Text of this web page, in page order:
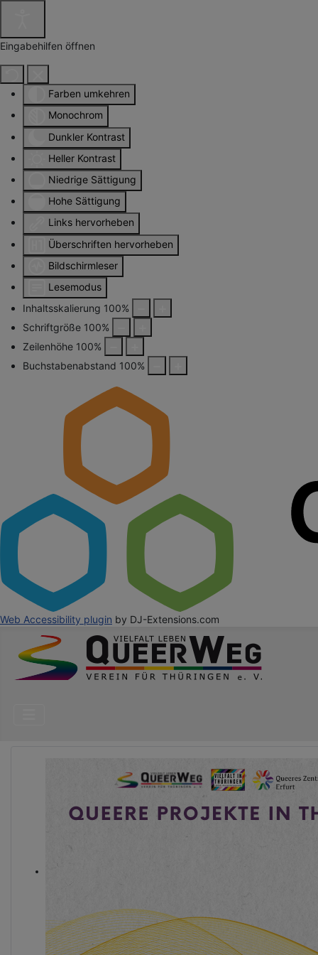
Eingabehilfen öffnen
Farben umkehren
Monochrom
Dunkler Kontrast
Heller Kontrast
Niedrige Sättigung
Hohe Sättigung
Links hervorheben
Überschriften hervorheben
Bildschirmleser
Lesemodus
Inhaltsskalierung 100%
Schriftgröße 100%
Zeilenhöhe 100%
Buchstabenabstand 100%
Web Accessibility plugin by DJ-Extensions.com